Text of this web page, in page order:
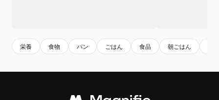
栄養 食物 パン ごはん 食品 朝ごはん